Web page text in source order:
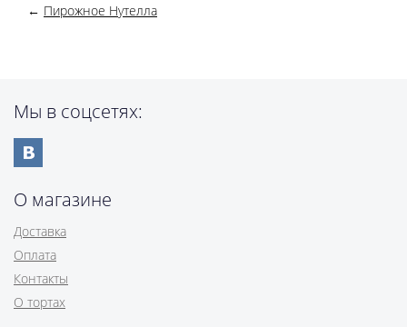
← Пирожное Нутелла
Мы в соцсетях:
О магазине
Доставка
Оплата
Контакты
О тортах